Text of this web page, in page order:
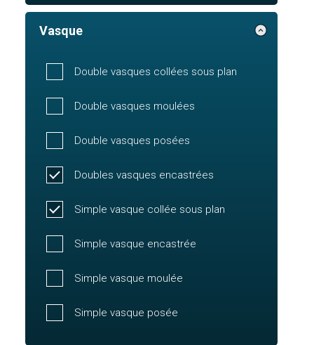
Vasque
Double vasques collées sous plan
Double vasques moulées
Double vasques posées
Doubles vasques encastrées
Simple vasque collée sous plan
Simple vasque encastrée
Simple vasque moulée
Simple vasque posée